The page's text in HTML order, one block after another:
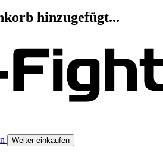
hinzugefügt...
Weiter einkaufen